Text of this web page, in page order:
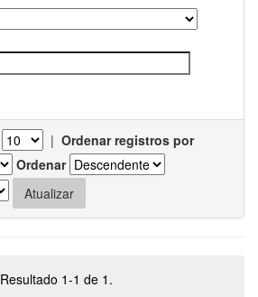
| Ordenar registros por
Ordenar
Resultado 1-1 de 1.